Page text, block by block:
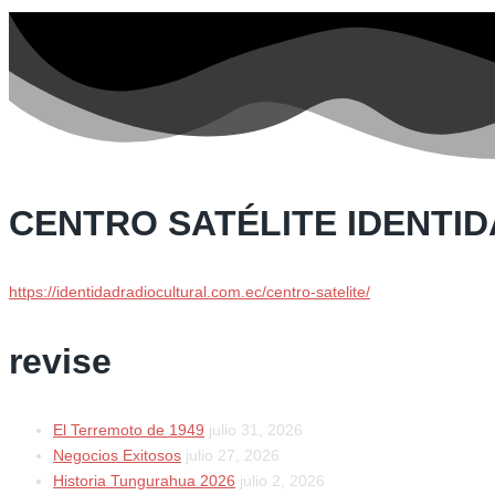
CENTRO SATÉLITE
https://identidadradiocultural.com.ec/centro-satelite/
revise
El Terremoto de 1949 julio 31, 2026
Negocios Exitosos julio 27, 2026
Historia Tungurahua 2026 julio 2, 2026